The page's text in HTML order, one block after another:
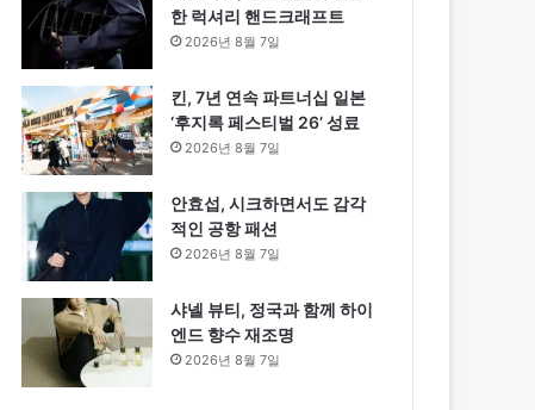
한 럭셔리 핸드크래프트
2026년 8월 7일
킨, 7년 연속 파트너십 일본
‘후지록 페스티벌 26’ 성료
2026년 8월 7일
안효섭, 시크하면서도 감각
적인 공항 패션
2026년 8월 7일
샤넬 뷰티, 정국과 함께 하이
엔드 향수 재조명
2026년 8월 7일